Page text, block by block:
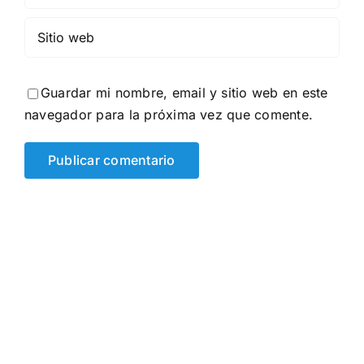
Guardar mi nombre, email y sitio web en este
navegador para la próxima vez que comente.